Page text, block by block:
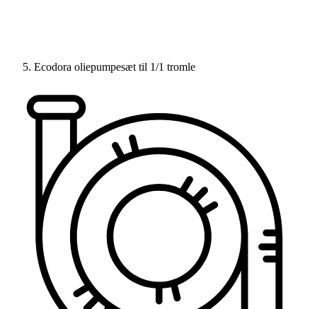
Ecodora oliepumpesæt til 1/1 tromle